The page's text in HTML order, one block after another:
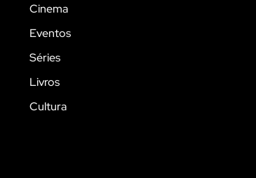
Cinema
Eventos
Séries
Livros
Cultura